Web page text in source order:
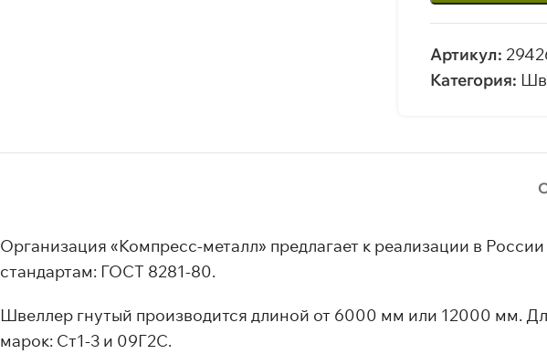
Артикул:
Категория:
Организация «Компресс-металл» предлагает к реализации в
стандартам: ГОСТ 8281-80.
Швеллер гнутый производится длиной от 6000 мм или 12000 мм.
марок: Ст1-3 и 09Г2С.